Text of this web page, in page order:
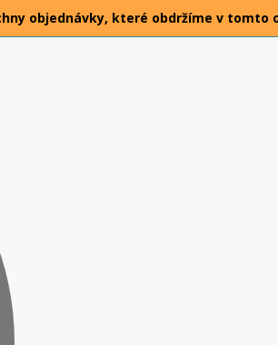
objednávky, které obdržíme v tomto